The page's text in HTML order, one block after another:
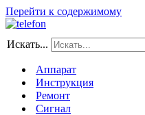
Перейти к содержимому
Искать...
Аппарат
Инструкция
Ремонт
Сигнал